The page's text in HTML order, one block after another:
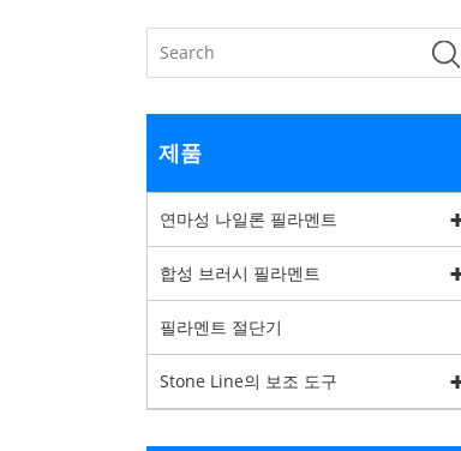
제품
연마성 나일론 필라멘트
합성 브러시 필라멘트
필라멘트 절단기
Stone Line의 보조 도구